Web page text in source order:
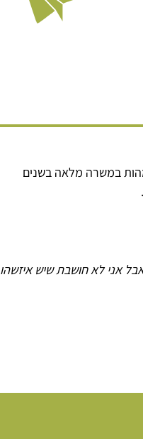
במשרה מלאה בשנים
אני לא חושבת שיש איזשהו